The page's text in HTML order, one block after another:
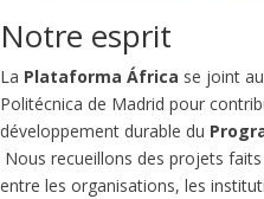
Notre esprit
La Plataforma África se joint
Politécnica de Madrid pour
développement durable du
Nous recueillons des projets
entre les organisations, les